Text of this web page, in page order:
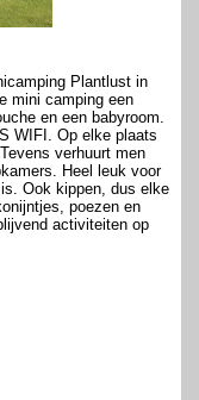
Plantlust in
mini camping een
en een babyroom.
WIFI. Op elke plaats
verhuurt men
Heel leuk voor
Ook kippen, dus elke
poezen en
activiteiten op